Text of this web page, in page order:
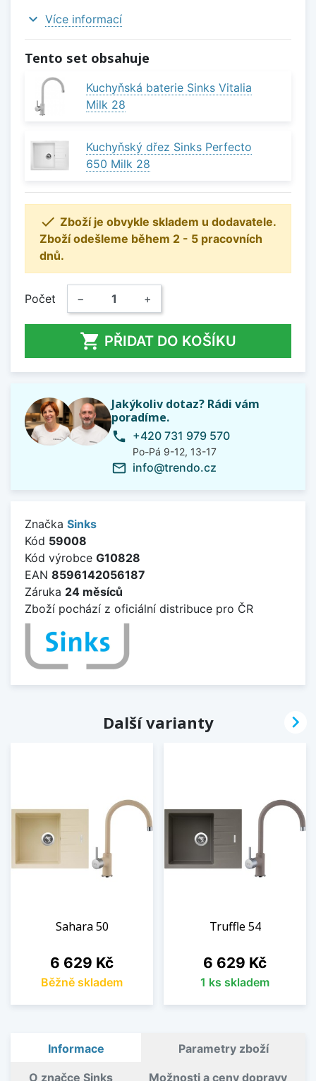
expand_more Více informací
Tento set obsahuje
Kuchyňská baterie Sinks Vitalia
Milk 28
Kuchyňský dřez Sinks Perfecto
650 Milk 28
 Zboží je obvykle skladem u dodavatele.
Zboží odešleme během 2 - 5 pracovních
dnů.
Počet − +
 PŘIDAT DO KOŠÍKU
Jakýkoliv dotaz? Rádi vám
poradíme.
phone +420 731 979 570
Po-Pá 9-12, 13-17
mail_outline info@trendo.cz
Značka Sinks
Kód 59008
Kód výrobce G10828
EAN 8596142056187
Záruka 24 měsíců
Zboží pochází z oficiální distribuce pro ČR
Další varianty
Sahara 50
Cena
6 629 Kč
Běžně skladem
Truffle 54
Cena
6 629 Kč
1 ks skladem

Informace Parametry zboží
O značce Sinks Možnosti a ceny dopravy